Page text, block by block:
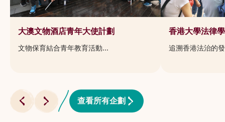
大澳文物酒店青年大使計劃
文物保育結合青年教育活動...
香港大學法律
追溯香港法治的
查看所有企劃